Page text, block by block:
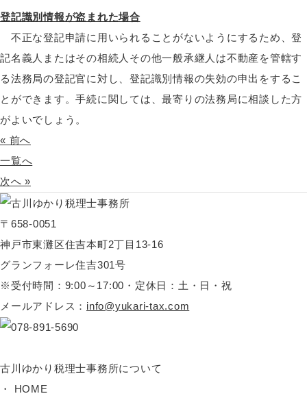
登記識別情報が盗まれた場合
不正な登記申請に用いられることがないようにするため、登
記名義人またはその相続人その他一般承継人は不動産を管轄す
る法務局の登記官に対し、登記識別情報の失効の申出をするこ
とができます。手続に関しては、最寄りの法務局に相談した方
がよいでしょう。
« 前へ
一覧へ
次へ »
〒658-0051
神戸市東灘区住吉本町2丁目13-16
グランフォーレ住吉301号
※受付時間：9:00～17:00・定休日：土・日・祝
メールアドレス： info@yukari-tax.com
古川ゆかり税理士事務所について
HOME